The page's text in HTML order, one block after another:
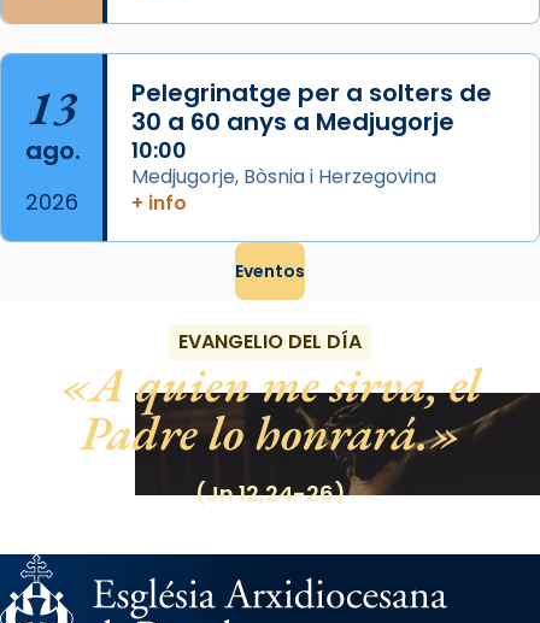
13
ago.
2026
Pelegrinatge per a solters de
30 a 60 anys a Medjugorje
10:00
Medjugorje, Bòsnia i Herzegovina
+ info
Eventos
EVANGELIO DEL DÍA
A quien me sirva, el
Padre lo honrará.
(Jn 12,24-26)